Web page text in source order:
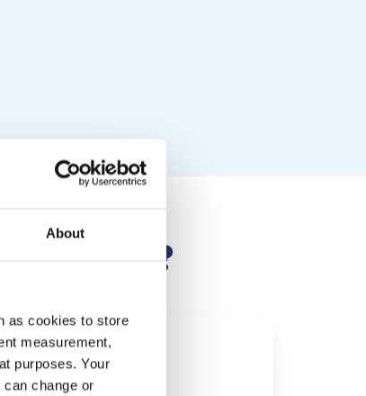
About
as cookies to store
measurement,
purposes. Your
change or